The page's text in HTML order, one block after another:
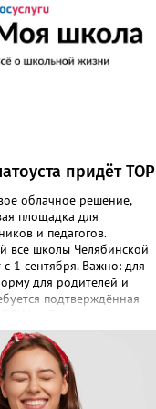
придёт ТОР
облачное решение,
площадка для
и педагогов.
все школы Челябинской
с 1 сентября. Важно: для
для родителей и
подтверждённая
управление
процессами и
школьные
безопасную
экосистему, - сообщили